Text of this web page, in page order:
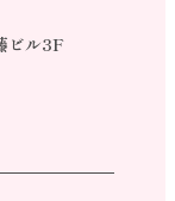
ビル3F